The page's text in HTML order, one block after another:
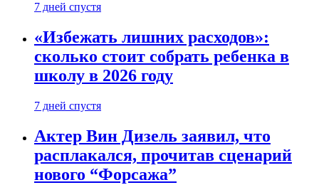
7 дней спустя
«Избежать лишних расходов»:
сколько стоит собрать ребенка в
школу в 2026 году
7 дней спустя
Актер Вин Дизель заявил, что
расплакался, прочитав сценарий
нового “Форсажа”